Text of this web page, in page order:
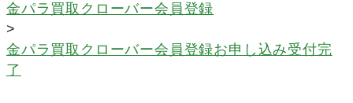
金パラ買取クローバー会員登録
>
金パラ買取クローバー会員登録お申し込み受付完
了